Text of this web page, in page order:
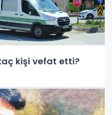
kişi vefat etti?